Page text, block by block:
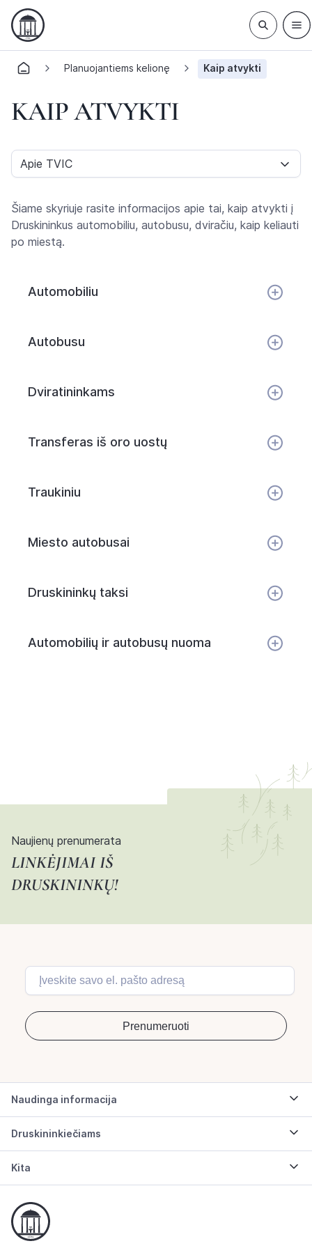
Planuojantiems kelionę Kaip atvykti
KAIP ATVYKTI
Apie TVIC
Šiame skyriuje rasite informacijos apie tai, kaip atvykti į
Druskininkus automobiliu, autobusu, dviračiu, kaip keliauti
po miestą.
Automobiliu
Autobusu
Dviratininkams
Transferas iš oro uostų
Traukiniu
Miesto autobusai
Druskininkų taksi
Automobilių ir autobusų nuoma
Naujienų prenumerata
LINKĖJIMAI IŠ
DRUSKININKŲ!
Naudinga informacija
Druskininkiečiams
Kita